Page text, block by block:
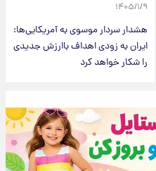
۱۴۰۵/۱/۹
هشدار سردار موسوی به آمریکایی‌ها:
ایران به زودی اهداف باارزش جدیدی
را شکار خواهد کرد